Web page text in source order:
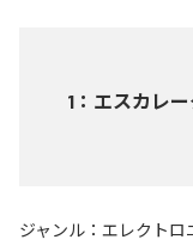
1 ： エスカレ
ジャンル： エレクトロ